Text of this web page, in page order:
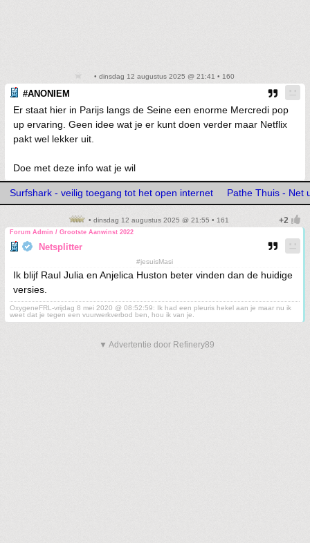
• dinsdag 12 augustus 2025 @ 21:41 • 160
#ANONIEM
Er staat hier in Parijs langs de Seine een enorme Mercredi pop
up ervaring. Geen idee wat je er kunt doen verder maar Netflix
pakt wel lekker uit.
Doe met deze info wat je wil
Surfshark - veilig toegang tot het open internet Pathe Thuis - Net
• dinsdag 12 augustus 2025 @ 21:55 • 161
Forum Admin / Grootste Aanwinst 2022
Netsplitter
#jesuisMasi
Ik blijf Raul Julia en Anjelica Huston beter vinden dan de huidige
versies.
OxygeneFRL-vrijdag 8 mei 2020 @ 08:52:59: Ik had een pleuris hekel aan je maar nu ik
weet dat je tegen een vuurwerkverbod ben, hou ik van je.
▼ Advertentie door Refinery89